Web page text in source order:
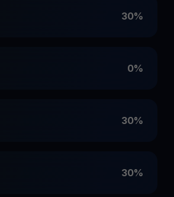
30%
0%
30%
30%